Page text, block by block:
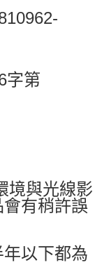
字第
境與光線影
有稍許誤
以下都為